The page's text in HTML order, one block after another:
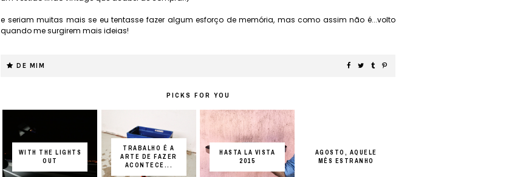
e seriam muitas mais se eu tentasse fazer algum esforço de memória, mas como assim não é...volto
quando me surgirem mais ideias!
DE MIM
PICKS FOR YOU
WITH THE LIGHTS
OUT
TRABALHO É A
ARTE DE FAZER
ACONTECE...
HASTA LA VISTA
2015
AGOSTO, AQUELE
MÊS ESTRANHO